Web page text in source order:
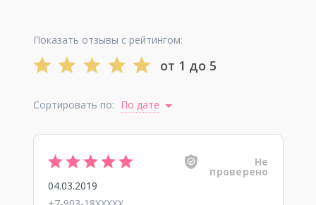
Показать отзывы с рейтингом:
от 1 до 5
Сортировать по: По дате
Не
проверено
04.03.2019